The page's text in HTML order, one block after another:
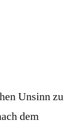
Unsinn zu
dem